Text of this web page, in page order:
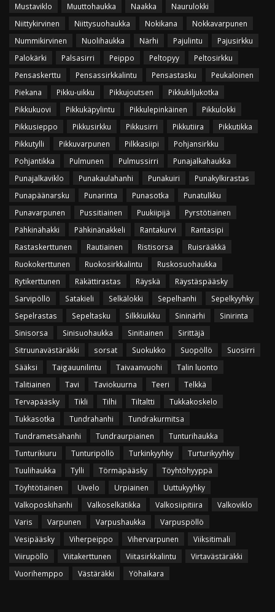
Mustaviklo
Muuttohaukka Naakka
Naurulokki
Niittykirvinen
Niittysuohaukka Nokikana
Nokkavarpunen
Nummikirvinen
Nuolihaukka Närhi Pajulintu
Pajusirkku
Palokärki
Palsasirri Peippo Peltopyy
Peltosirkku
Pensaskerttu
Pensassirkkalintu Pensastasku
Peukaloinen
Piekana
Pikku-uikku Pikkujoutsen
Pikkukiljukotka
Pikkukuovi
Pikkukäpylintu Pikkulepinkäinen
Pikkulokki
Pikkusieppo
Pikkusirkku Pikkusirri Pikkutiira
Pikkutikka
Pikkutylli
Pikkuvarpunen Pilkkasiipi
Pohjansirkku
Pohjantikka
Pulmunen Pulmussirri
Punajalkahaukka
Punajalkaviklo
Punakaulahanhi Punakuiri
Punakylkirastas
Punapäänarsku
Punarinta Punasotka
Punatulkku
Punavarpunen
Pussitiainen Puukiipijä
Pyrstötiainen
Pähkinähakki
Pähkinänakkeli Rantakurvi
Rantasipi
Rastaskerttunen
Rautiainen Ristisorsa
Ruisrääkkä
Ruokokerttunen
Ruokosirkkalintu
Ruskosuohaukka
Rytikerttunen
Räkättirastas Räyskä
Räystäspääsky
Sarvipöllö
Satakieli Selkälokki Sepelhanhi
Sepelkyyhky
Sepelrastas
Sepeltasku Silkkiuikku Sininärhi
Sinirinta
Sinisorsa
Sinisuohaukka Sinitiainen
Sirittäjä
Sitruunavästäräkki
sorsat Suokukko Suopöllö
Suosirri
Sääksi
Taigauunilintu Taivaanvuohi
Talin luonto
Talitiainen
Tavi Taviokuurna Teeri
Telkkä
Tervapääsky
Tikli Tilhi Tiltaltti
Tukkakoskelo
Tukkasotka
Tundrahanhi
Tundrakurmitsa
Tundrametsähanhi
Tundraurpiainen
Tunturihaukka
Tunturikiuru
Tunturipöllö Turkinkyyhky
Turturikyyhky
Tuulihaukka
Tylli Törmäpääsky
Töyhtöhyyppä
Töyhtötiainen
Uivelo Urpiainen
Uuttukyyhky
Valkoposkihanhi
Valkoselkätikka Valkosiipitiira
Valkoviklo
Varis
Varpunen Varpushaukka
Varpuspöllö
Vesipääsky
Viherpeippo Vihervarpunen
Viiksitimali
Viirupöllö
Viitakerttunen Viitasirkkalintu
Virtavästäräkki
Vuorihemppo
Västäräkki Yöhaikara